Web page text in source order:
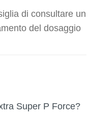
di consultare un
del dosaggio
Super P Force?